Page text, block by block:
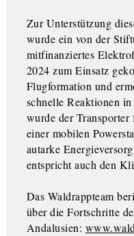
Zur Unterstützung
wurde ein von der
mitfinanziertes
2024 zum Einsatz
Flugformation und
schnelle Reaktionen
wurde der
einer mobilen
autarke
entspricht auch den
Das Waldrappteam
über die Fortschritte
Andalusien: